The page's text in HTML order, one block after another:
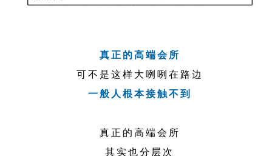
真正的高端会所
可不是这样大咧咧在路边
一般人根本接触不到
真正的高端会所
其实也分层次